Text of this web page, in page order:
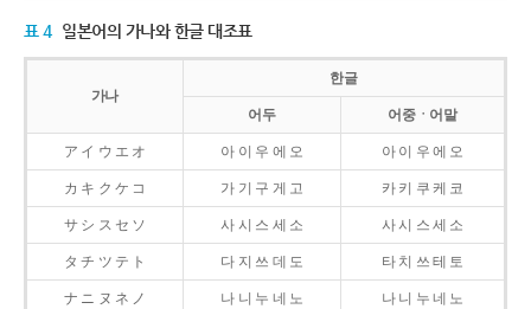
표 4 일본어의 가나와 한글 대조표
가나
한글
어두 어중ㆍ어말
ア イ ウ エ オ 아 이 우 에 오 아 이 우 에 오
カ キ ク ケ コ 가 기 구 게 고 카 키 쿠 케 코
サ シ ス セ ソ 사 시 스 세 소 사 시 스 세 소
タ チ ツ テ ト 다 지 쓰 데 도 타 치 쓰 테 토
ナ ニ ヌ ネ ノ 나 니 누 네 노 나 니 누 네 노